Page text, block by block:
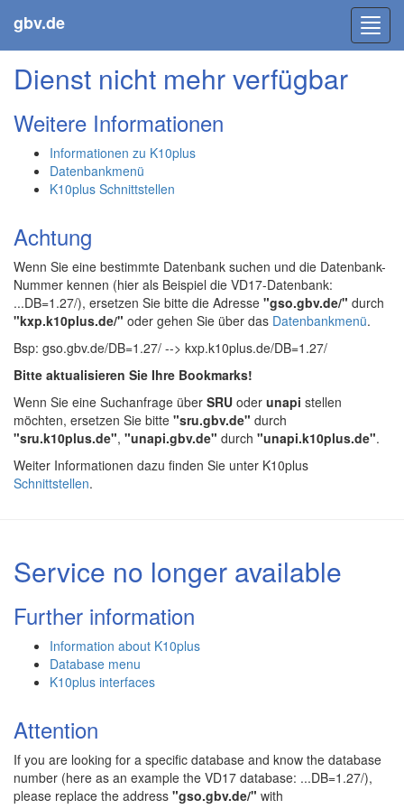
gbv.de
Dienst nicht mehr verfügbar
Weitere Informationen
Informationen zu K10plus
Datenbankmenü
K10plus Schnittstellen
Achtung
Wenn Sie eine bestimmte Datenbank suchen und die Datenbank-
Nummer kennen (hier als Beispiel die VD17-Datenbank:
...DB=1.27/), ersetzen Sie bitte die Adresse "gso.gbv.de/" durch
"kxp.k10plus.de/" oder gehen Sie über das Datenbankmenü.
Bsp: gso.gbv.de/DB=1.27/ --> kxp.k10plus.de/DB=1.27/
Bitte aktualisieren Sie Ihre Bookmarks!
Wenn Sie eine Suchanfrage über SRU oder unapi stellen
möchten, ersetzen Sie bitte "sru.gbv.de" durch
"sru.k10plus.de", "unapi.gbv.de" durch "unapi.k10plus.de".
Weiter Informationen dazu finden Sie unter K10plus
Schnittstellen.
Service no longer available
Further information
Information about K10plus
Database menu
K10plus interfaces
Attention
If you are looking for a specific database and know the database
number (here as an example the VD17 database: ...DB=1.27/),
please replace the address "gso.gbv.de/" with